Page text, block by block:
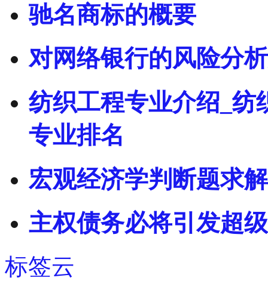
驰名商标的概要
对网络银行的风险分
纺织工程专业介绍_纺
专业排名
宏观经济学判断题求解
主权债务必将引发超
标签云